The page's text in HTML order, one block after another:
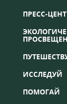
ПРЕСС-
ИССЛЕДУЙ
ПОМОГАЙ